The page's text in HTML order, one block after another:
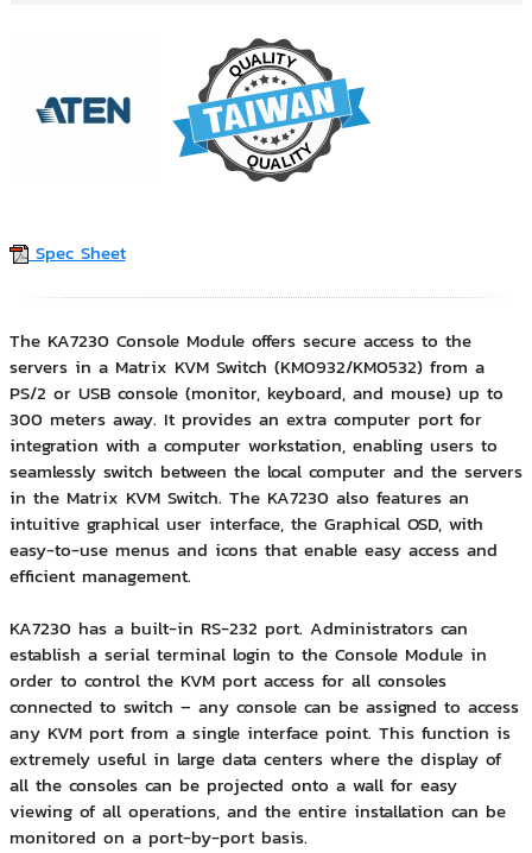
Spec Sheet
The KA7230 Console Module offers secure access to the
servers in a Matrix KVM Switch (KM0932/KM0532) from a
PS/2 or USB console (monitor, keyboard, and mouse) up to
300 meters away. It provides an extra computer port for
integration with a computer workstation, enabling users to
seamlessly switch between the local computer and the servers
in the Matrix KVM Switch. The KA7230 also features an
intuitive graphical user interface, the Graphical OSD, with
easy-to-use menus and icons that enable easy access and
efficient management.
KA7230 has a built-in RS-232 port. Administrators can
establish a serial terminal login to the Console Module in
order to control the KVM port access for all consoles
connected to switch – any console can be assigned to access
any KVM port from a single interface point. This function is
extremely useful in large data centers where the display of
all the consoles can be projected onto a wall for easy
viewing of all operations, and the entire installation can be
monitored on a port-by-port basis.